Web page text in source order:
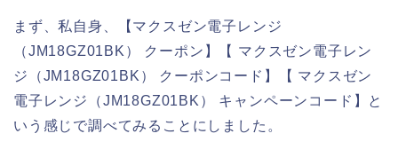
まず、私自身、【マクスゼン電子レンジ
（JM18GZ01BK） クーポン】【 マクスゼン電子レン
ジ（JM18GZ01BK） クーポンコード】【 マクスゼン
電子レンジ（JM18GZ01BK） キャンペーンコード】と
いう感じで調べてみることにしました。